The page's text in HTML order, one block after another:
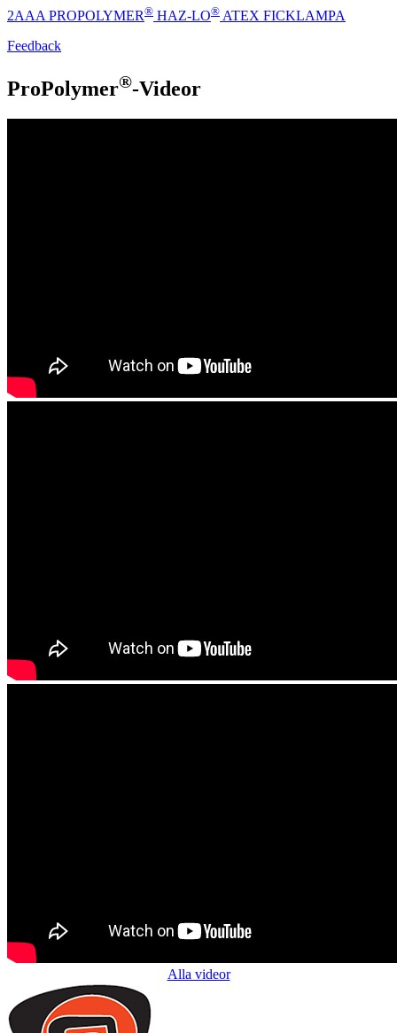
2AAA PROPOLYMER® HAZ-LO® ATEX FICKLAMPA
Feedback
ProPolymer®-Videor
Alla videor